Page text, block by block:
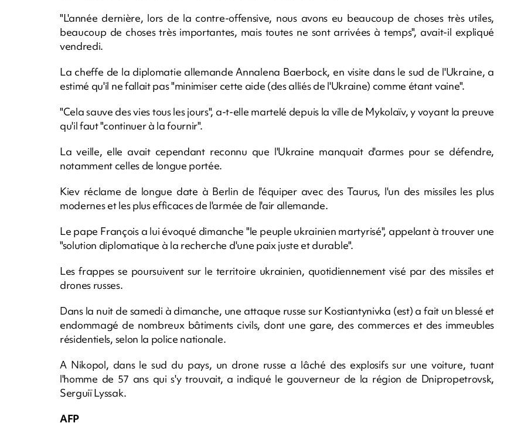
"L'année dernière, lors de la contre-offensive, nous avons eu beaucoup de choses très utiles,
beaucoup de choses très importantes, mais toutes ne sont arrivées à temps", avait-il expliqué
vendredi.
La cheffe de la diplomatie allemande Annalena Baerbock, en visite dans le sud de l'Ukraine, a
estimé qu'il ne fallait pas "minimiser cette aide (des alliés de l'Ukraine) comme étant vaine".
"Cela sauve des vies tous les jours", a-t-elle martelé depuis la ville de Mykolaïv, y voyant la preuve
qu'il faut "continuer à la fournir".
La veille, elle avait cependant reconnu que l'Ukraine manquait d'armes pour se défendre,
notamment celles de longue portée.
Kiev réclame de longue date à Berlin de l'équiper avec des Taurus, l'un des missiles les plus
modernes et les plus efficaces de l'armée de l'air allemande.
Le pape François a lui évoqué dimanche "le peuple ukrainien martyrisé", appelant à trouver une
"solution diplomatique à la recherche d'une paix juste et durable".
Les frappes se poursuivent sur le territoire ukrainien, quotidiennement visé par des missiles et
drones russes.
Dans la nuit de samedi à dimanche, une attaque russe sur Kostiantynivka (est) a fait un blessé et
endommagé de nombreux bâtiments civils, dont une gare, des commerces et des immeubles
résidentiels, selon la police nationale.
A Nikopol, dans le sud du pays, un drone russe a lâché des explosifs sur une voiture, tuant
l'homme de 57 ans qui s'y trouvait, a indiqué le gouverneur de la région de Dnipropetrovsk,
Serguiï Lyssak.
AFP